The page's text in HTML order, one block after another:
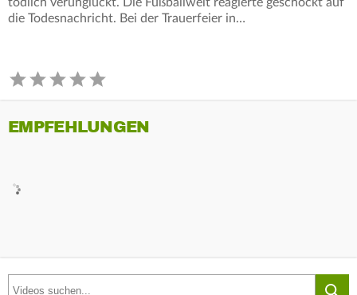
die Todesnachricht. Bei der Trauerfeier in…
EMPFEHLUNGEN